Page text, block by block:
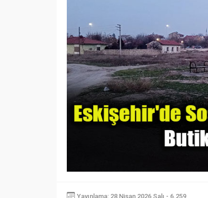
Yayınlama: 28 Nisan 2026 Salı - 6.259